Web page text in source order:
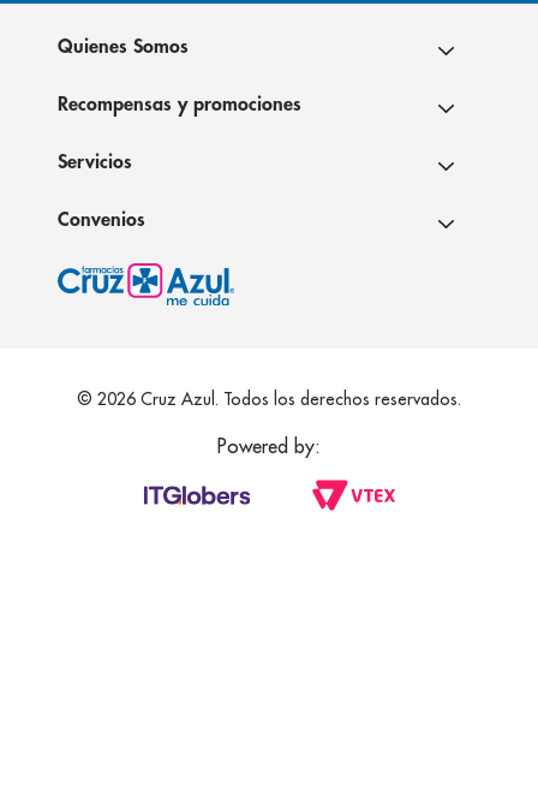
Quienes Somos
Recompensas y promociones
Servicios
Convenios
© 2026 Cruz Azul. Todos los derechos reservados.
Powered by: